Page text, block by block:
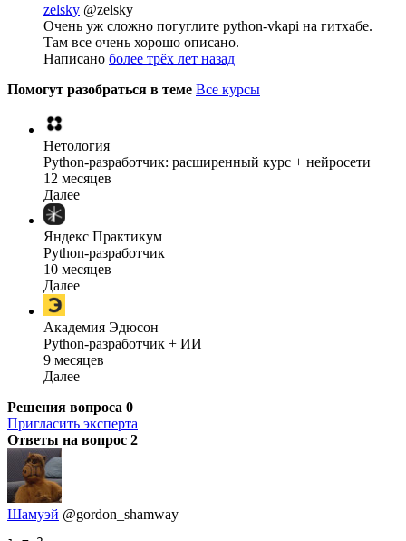
zelsky @zelsky
Очень уж сложно погуглите python-vkapi на гитхабе.
Там все очень хорошо описано.
Написано более трёх лет назад
Помогут разобраться в теме Все курсы
Нетология
Python-разработчик: расширенный курс + нейросети
12 месяцев
Далее
Яндекс Практикум
Python-разработчик
10 месяцев
Далее
Академия Эдюсон
Python-разработчик + ИИ
9 месяцев
Далее
Решения вопроса 0
Пригласить эксперта
Ответы на вопрос 2
Шамуэй @gordon_shamway